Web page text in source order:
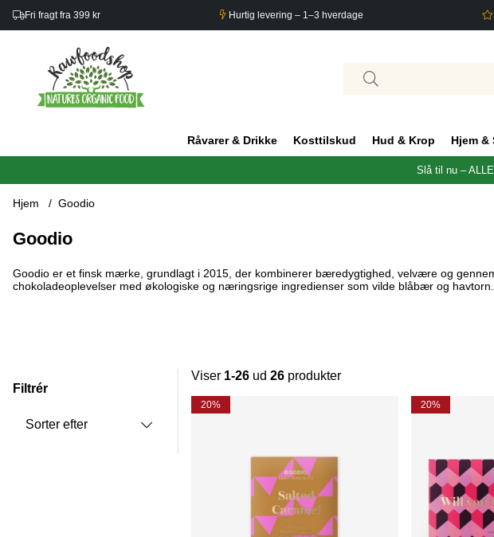
Fri fragt fra 399 kr Hurtig levering – 1–3 hverdage
Råvarer & Drikke Kosttilskud Hud & Krop Hjem &
Slå til nu –
Hjem Goodio
Goodio
Goodio er et finsk mærke, grundlagt i 2015, der kombinerer bæredygtighed, velvære og
chokoladeoplevelser med økologiske og næringsrige ingredienser som vilde blåbær og
Filtrér
Sorter efter
Viser 1-26 ud 26 produkter
Produkter
20% 20%